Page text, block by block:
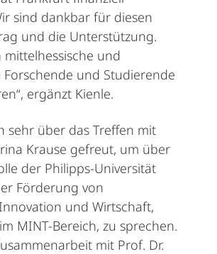
sind dankbar für diesen
und die Unterstützung.
mittelhessische und
und Studierende
ergänzt Kienle.
sehr über das Treffen mit
Krause gefreut, um über
der Philipps-Universität
Förderung von
und Wirtschaft,
MINT-Bereich, zu sprechen.
mit Prof. Dr.